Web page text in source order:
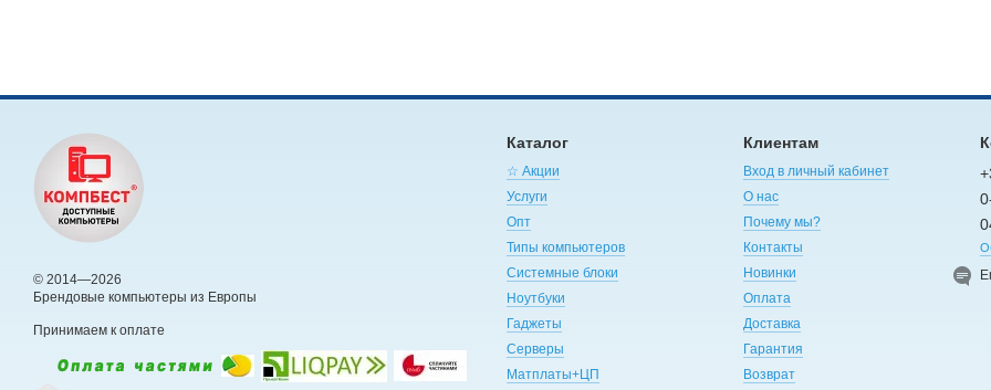
© 2014—2026
Брендовые компьютеры из Европы
Принимаем к оплате
Каталог
☆ Акции
Услуги
Опт
Типы компьютеров
Системные блоки
Ноутбуки
Гаджеты
Серверы
Матплаты+ЦП
Клиентам
Вход в личный кабинет
О нас
Почему мы?
Контакты
Новинки
Оплата
Доставка
Гарантия
Возврат